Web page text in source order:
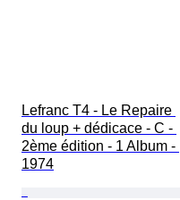
Lefranc T4 - Le Repaire
du loup + dédicace - C -
2ème édition - 1 Album -
1974